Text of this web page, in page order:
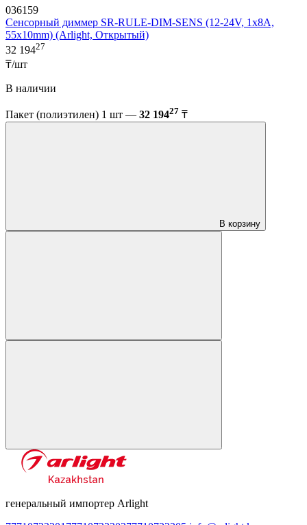
036159
Сенсорный диммер SR-RULE-DIM-SENS (12-24V, 1x8A,
55x10mm) (Arlight, Открытый)
32 19427
₸/шт
В наличии
Пакет (полиэтилен) 1 шт — 32 19427 ₸
В корзину
генеральный импортер Arlight